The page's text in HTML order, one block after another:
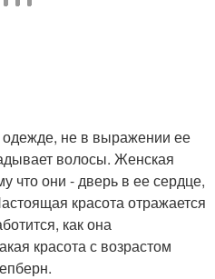
не в выражении ее
волосы. Женская
что они - дверь в ее сердце,
красота отражается
как она
красота с возрастом